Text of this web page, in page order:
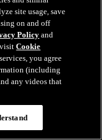
Avs
site usage, save
on and off
Policyand
visitCookie
you agree
(including
any videos that